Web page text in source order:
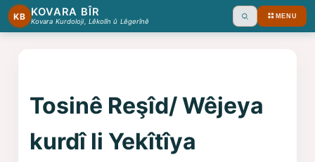
KB KOVARA BÎR
Kovara Kurdoloji, Lêkolîn û Lêgerînê Ara MENU
Tosinê Reşîd/ Wêjeya
kurdî li Yekîtîya